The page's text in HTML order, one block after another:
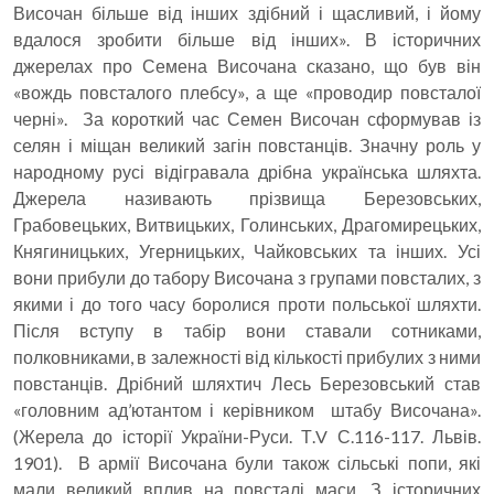
Височан більше від інших здібний і щасливий, і йому
вдалося зробити більше від інших». В історичних
джерелах про Семена Височана сказано, що був він
«вождь повсталого плебсу», а ще «проводир повсталої
черні». За короткий час Семен Височан сформував із
селян і міщан великий загін повстанців. Значну роль у
народному русі відігравала дрібна українська шляхта.
Джерела називають прізвища Березовських,
Грабовецьких, Витвицьких, Голинських, Драгомирецьких,
Княгиницьких, Угерницьких, Чайковських та інших. Усі
вони прибули до табору Височана з групами повсталих, з
якими і до того часу боролися проти польської шляхти.
Після вступу в табір вони ставали сотниками,
полковниками, в залежності від кількості прибулих з ними
повстанців. Дрібний шляхтич Лесь Березовський став
«головним ад’ютантом і керівником штабу Височана».
(Жерела до історії України-Руси. Т.V С.116-117. Львів.
1901). В армії Височана були також сільські попи, які
мали великий вплив на повсталі маси. З історичних